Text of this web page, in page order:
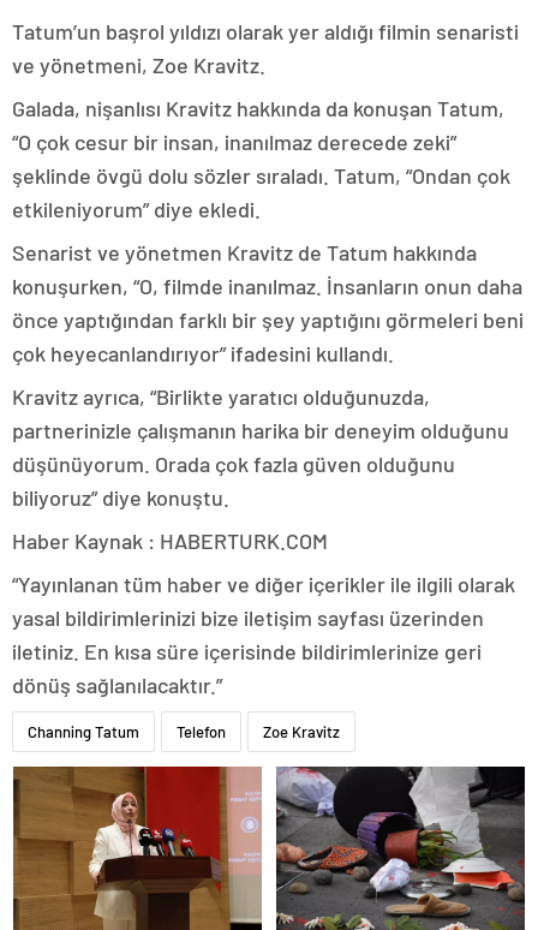
Tatum’un başrol yıldızı olarak yer aldığı filmin senaristi
ve yönetmeni, Zoe Kravitz.
Galada, nişanlısı Kravitz hakkında da konuşan Tatum,
“O çok cesur bir insan, inanılmaz derecede zeki”
şeklinde övgü dolu sözler sıraladı. Tatum, “Ondan çok
etkileniyorum” diye ekledi.
Senarist ve yönetmen Kravitz de Tatum hakkında
konuşurken, “O, filmde inanılmaz. İnsanların onun daha
önce yaptığından farklı bir şey yaptığını görmeleri beni
çok heyecanlandırıyor” ifadesini kullandı.
Kravitz ayrıca, “Birlikte yaratıcı olduğunuzda,
partnerinizle çalışmanın harika bir deneyim olduğunu
düşünüyorum. Orada çok fazla güven olduğunu
biliyoruz” diye konuştu.
Haber Kaynak : HABERTURK.COM
“Yayınlanan tüm haber ve diğer içerikler ile ilgili olarak
yasal bildirimlerinizi bize iletişim sayfası üzerinden
iletiniz. En kısa süre içerisinde bildirimlerinize geri
dönüş sağlanılacaktır.”
Channing Tatum Telefon Zoe Kravitz